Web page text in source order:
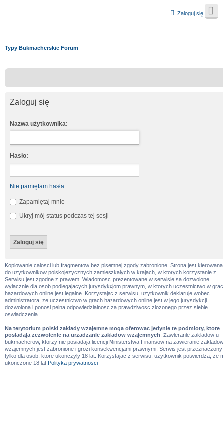
Zaloguj się
Typy Bukmacherskie Forum
Zaloguj się
Nazwa użytkownika:
Hasło:
Nie pamiętam hasła
Zapamiętaj mnie
Ukryj mój status podczas tej sesji
Kopiowanie calosci lub fragmentow bez pisemnej zgody zabronione. Strona jest kierowana
do uzytkownikow polskojezycznych zamieszkalych w krajach, w ktorych korzystanie z
Serwisu jest zgodne z prawem. Wiadomosci prezentowane w serwisie sa dozwolone
wylacznie dla osob podlegajacych jurysdykcjom prawnym, w ktorych uczestnictwo w
hazardowych online jest legalne. Korzystajac z serwisu, uzytkownik deklaruje wobec
administratora, ze uczestnictwo w grach hazardowych online jest w jego jurysdykcji
dozwolona i ponosi pelna odpowiedzialnosc za prawdziwosc zlozonego przez siebie
oswiadczenia.
Na terytorium polski zaklady wzajemne moga oferowac jedynie te podmioty, ktore
posiadaja zezwolenie na urzadzanie zakladow wzajemnych . Zawieranie zakladow u
bukmacherow, ktorzy nie posiadaja licencji Ministerstwa Finansow na zawieranie zakladow
wzajemnych jest zabronione i grozi konsekwencjami prawnymi. Serwis jest przeznaczony
tylko dla osob, ktore ukonczyly 18 lat. Korzystajac z serwisu, uzytkownik potwierdza, ze
ukonczone 18 lat. Polityka prywatnosci